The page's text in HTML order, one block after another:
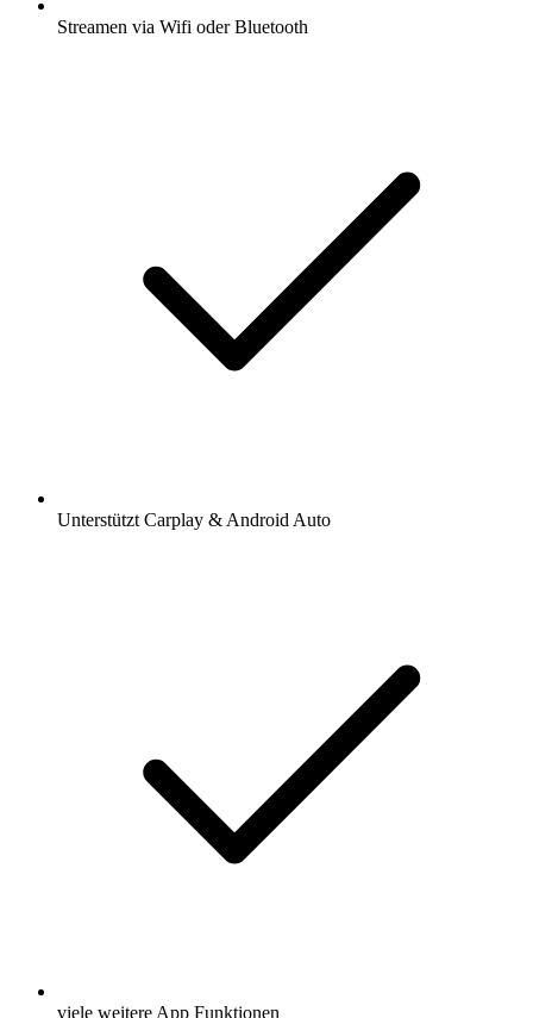
Streamen via Wifi oder Bluetooth
Unterstützt Carplay & Android Auto
viele weitere App Funktionen